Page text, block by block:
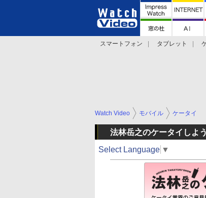
スマートフォン タブレット
Watch Video モバイル ケータイ
法林岳之のケータイしよ
Select Language ▼